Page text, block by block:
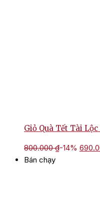
Giỏ Quà Tết Tài Lộc
800.000₫-14% Giá
gốc
Bán chạy